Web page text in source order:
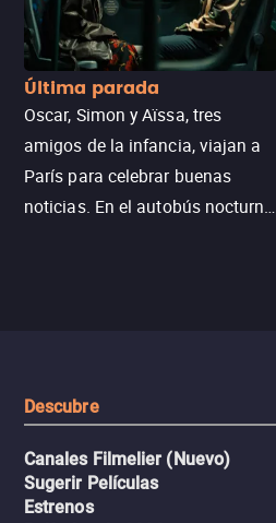
Última parada
Oscar, Simon y Aïssa, tres
amigos de la infancia, viajan a
París para celebrar buenas
noticias. En el autobús nocturno
Descubre
Canales Filmelier (Nuevo)
Sugerir Películas
Estrenos